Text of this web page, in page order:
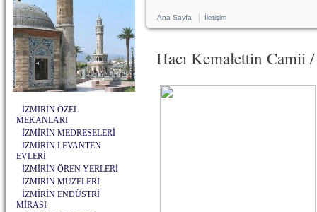
İZMİRİN ÖZEL
MEKANLARI
İZMİRİN MEDRESELERİ
İZMİRİN LEVANTEN
EVLERİ
İZMİRİN ÖREN YERLERİ
İZMİRİN MÜZELERİ
İZMİRİN ENDÜSTRİ
MİRASI
Ana Sayfa İletişim
Hacı Kemalettin